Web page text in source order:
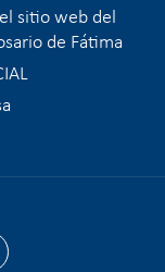
sitio web del
de Fátima